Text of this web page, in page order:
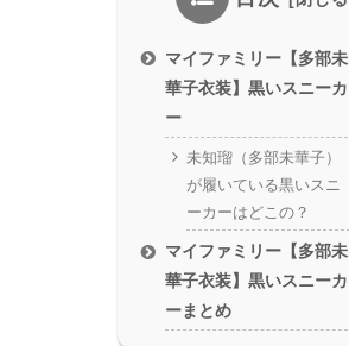
マイファミリー【多部未
華子衣装】黒いスニーカ
ー
未知瑠（多部未華子）
が履いている黒いスニ
ーカーはどこの？
マイファミリー【多部未
華子衣装】黒いスニーカ
ーまとめ